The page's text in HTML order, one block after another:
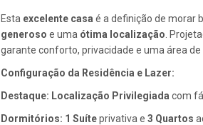
Esta excelente casa é a definição de morar
generoso e uma ótima localização .
garante conforto, privacidade e uma área
Configuração da Residência e Lazer:
Destaque: Localização Privilegiada com
Dormitórios: 1 Suíteprivativa e 3 Quartos